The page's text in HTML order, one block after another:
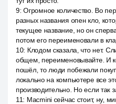
9:Огромное количество. Во
разных названия опен кло,
текущее название, но он
потом его переименовали в
10: Клодом сказала, что нет.
общем, переименовывайте. И
пошёл, то люди побежали
локально на компьютере все
производительно. Но если так
11: Macmini сейчас стоит, ну,